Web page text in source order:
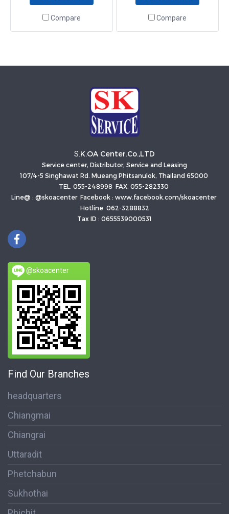
Compare Compare
S. K.OA Center.Co.,LTD
Service center, Distributor, Service and Leasing
107/4-5 Singhawat Rd. Mueang Phitsanulok, Thailand 65000
TEL. 055-248998 FAX. 055-282330
Line@ : @skoacenter Facebook : www.facebook.com/skoacenter
Hotline 062-3288832
Tax ID : 0655539000531
@skoacenter
Find Our Branches
headquarters
Chiangmai
Chiangrai
Uttaradit
Phetchabun
Sukhothai